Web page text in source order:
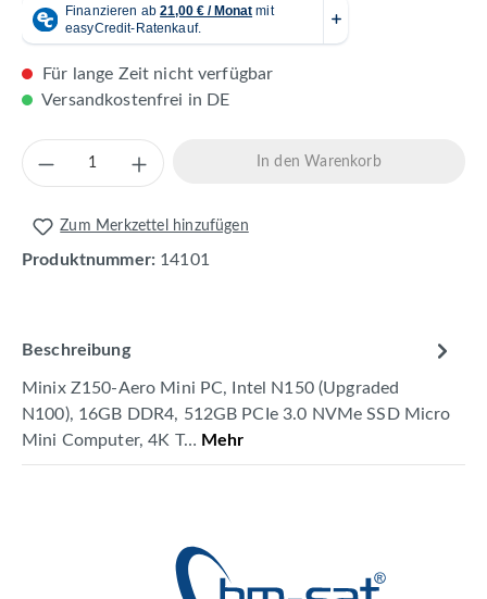
Für lange Zeit nicht verfügbar
Versandkostenfrei in DE
Produkt Anzahl: Gib den gewünschten
In den Warenkorb
Zum Merkzettel hinzufügen
Produktnummer: 14101
Beschreibung
Minix Z150-Aero Mini PC, Intel N150 (Upgraded
N100), 16GB DDR4, 512GB PCIe 3.0 NVMe SSD Micro
Mini Computer, 4K T… Mehr